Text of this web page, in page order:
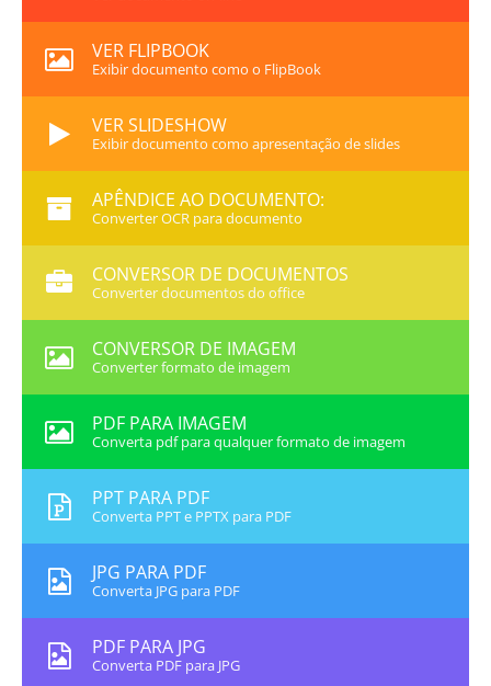
VER FLIPBOOK
Exibir documento como o FlipBook
VER SLIDESHOW
Exibir documento como apresentação de slides
APÊNDICE AO DOCUMENTO:
Converter OCR para documento
CONVERSOR DE DOCUMENTOS
Converter documentos do office
CONVERSOR DE IMAGEM
Converter formato de imagem
PDF PARA IMAGEM
Converta pdf para qualquer formato de imagem
PPT PARA PDF
Converta PPT e PPTX para PDF
JPG PARA PDF
Converta JPG para PDF
PDF PARA JPG
Converta PDF para JPG